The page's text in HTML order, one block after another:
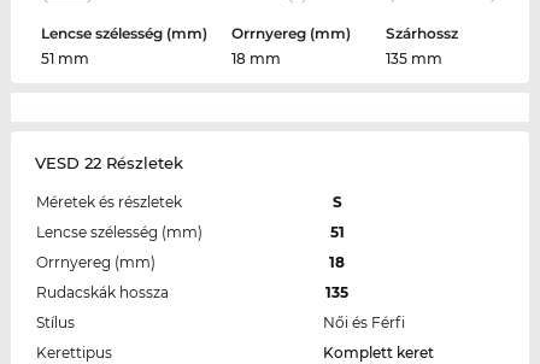
Lencse szélesség (mm)
51 mm
Orrnyereg (mm)
18 mm
Szárhossz
135 mm
VESD 22 Részletek
Méretek és részletek
S
Lencse szélesség (mm)
51
Orrnyereg (mm)
18
Rudacskák hossza
135
Stílus
Női és Férfi
Kerettipus
Komplett keret